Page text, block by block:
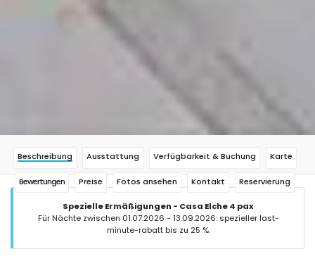
Beschreibung Ausstattung Verfügbarkeit & Buchung Karte
Bewertungen Preise Fotos ansehen Kontakt Reservierung
Spezielle Ermäßigungen - Casa Elche 4 pax
Für Nächte zwischen 01.07.2026 - 13.09.2026: spezieller last-
minute-rabatt bis zu 25 %.